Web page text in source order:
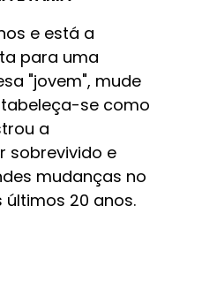
e está a
para uma
"jovem", mude
se como
a
sobrevivido e
mudanças no
20 anos.